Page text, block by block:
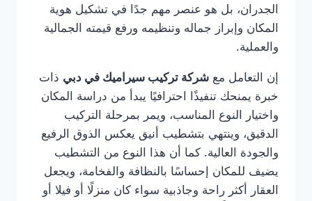
الجدران، بل هو عنصر مهم جدًا في تشكيل هوية
المكان وإبراز جماله وتنظيمه ورفع قيمته الجمالية
والعملية.
إن التعامل مع شركة تركيب سيراميك في دبي ذات
خبرة يمنحك تنفيذًا احترافيًا يبدأ من دراسة المكان
واختيار النوع المناسب، ويمر بمرحلة التركيب
الدقيق، وينتهي بتشطيب أنيق يعكس الذوق الرفيع
والجودة العالية. كما أن هذا النوع من التشطيب
يضيف للمكان إحساسًا بالنظافة والفخامة، ويجعل
العقار أكثر راحة وجاذبية سواء كان منزلًا أو فيلا أو